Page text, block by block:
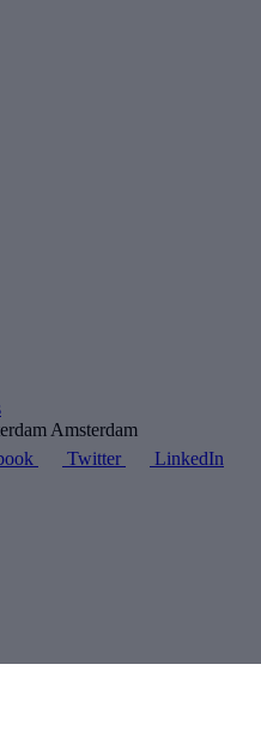
Amsterdam
Twitter LinkedIn